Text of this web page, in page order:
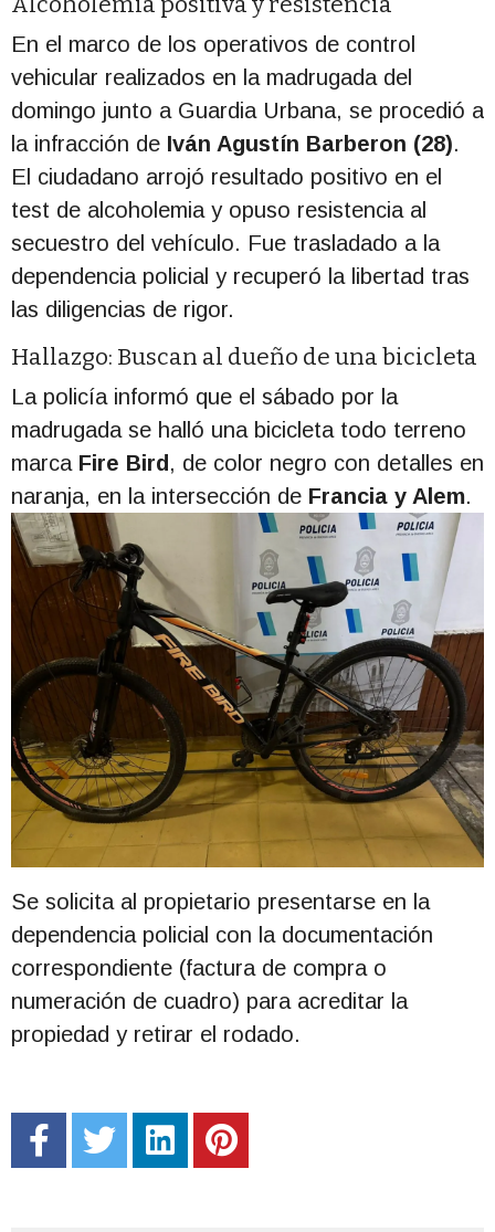
En el marco de los operativos de control
vehicular realizados en la madrugada del
domingo junto a Guardia Urbana, se procedió a
la infracción de Iván Agustín Barberon (28).
El ciudadano arrojó resultado positivo en el
test de alcoholemia y opuso resistencia al
secuestro del vehículo. Fue trasladado a la
dependencia policial y recuperó la libertad tras
las diligencias de rigor.
Hallazgo: Buscan al dueño de una bicicleta
La policía informó que el sábado por la
madrugada se halló una bicicleta todo terreno
marca Fire Bird , de color negro con detalles en
naranja, en la intersección de Francia y Alem.
Se solicita al propietario presentarse en la
dependencia policial con la documentación
correspondiente (factura de compra o
numeración de cuadro) para acreditar la
propiedad y retirar el rodado.